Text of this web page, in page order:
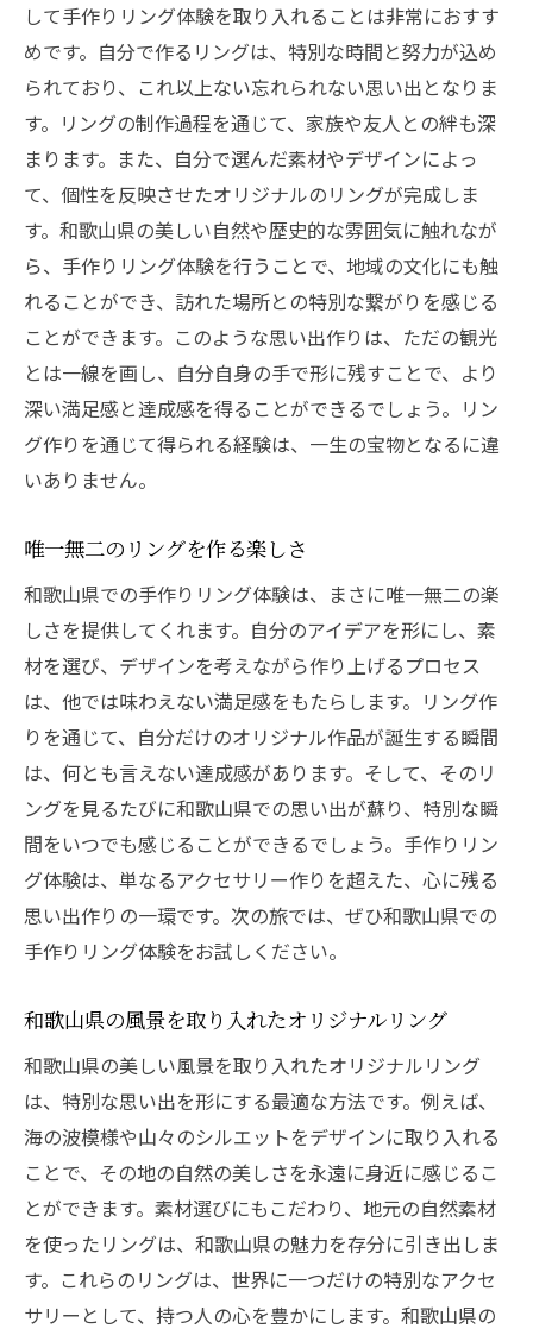
して手作りリング体験を取り入れることは非常におすす
めです。自分で作るリングは、特別な時間と努力が込め
られており、これ以上ない忘れられない思い出となりま
す。リングの制作過程を通じて、家族や友人との絆も深
まります。また、自分で選んだ素材やデザインによっ
て、個性を反映させたオリジナルのリングが完成しま
す。和歌山県の美しい自然や歴史的な雰囲気に触れなが
ら、手作りリング体験を行うことで、地域の文化にも触
れることができ、訪れた場所との特別な繋がりを感じる
ことができます。このような思い出作りは、ただの観光
とは一線を画し、自分自身の手で形に残すことで、より
深い満足感と達成感を得ることができるでしょう。リン
グ作りを通じて得られる経験は、一生の宝物となるに違
いありません。
唯一無二のリングを作る楽しさ
和歌山県での手作りリング体験は、まさに唯一無二の楽
しさを提供してくれます。自分のアイデアを形にし、素
材を選び、デザインを考えながら作り上げるプロセス
は、他では味わえない満足感をもたらします。リング作
りを通じて、自分だけのオリジナル作品が誕生する瞬間
は、何とも言えない達成感があります。そして、そのリ
ングを見るたびに和歌山県での思い出が蘇り、特別な瞬
間をいつでも感じることができるでしょう。手作りリン
グ体験は、単なるアクセサリー作りを超えた、心に残る
思い出作りの一環です。次の旅では、ぜひ和歌山県での
手作りリング体験をお試しください。
和歌山県の風景を取り入れたオリジナルリング
和歌山県の美しい風景を取り入れたオリジナルリング
は、特別な思い出を形にする最適な方法です。例えば、
海の波模様や山々のシルエットをデザインに取り入れる
ことで、その地の自然の美しさを永遠に身近に感じるこ
とができます。素材選びにもこだわり、地元の自然素材
を使ったリングは、和歌山県の魅力を存分に引き出しま
す。これらのリングは、世界に一つだけの特別なアクセ
サリーとして、持つ人の心を豊かにします。和歌山県の